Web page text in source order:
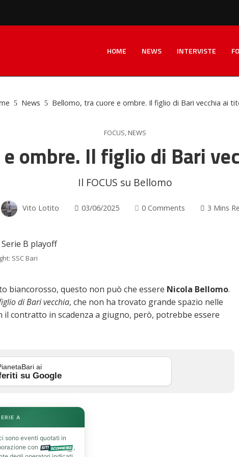
HOME NEWS INTERVISTE
News Bellomo, tra cuore e ombre. Il figlio di Bari vecchia ai
FOCUS, NEWS
ombre. Il figlio di Bari
Il FOCUS su Bellomo
Vito Lotito 03/06/2025 0 Comments 3 Mins
SSC Bari
biancorosso, questo non può che essere Nicola Bellomo.
di Bari vecchia, che non ha trovato grande spazio nelle
il contratto in scadenza a giugno, però, potrebbe essere
ai
su Google
A
sono eventi quotati in
con
,